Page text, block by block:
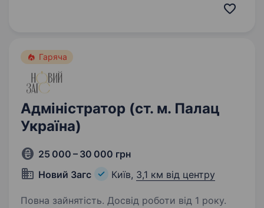
клубу в центрі Києва. Що ви будете робити:
Гаряча
Адміністратор (ст. м. Палац
Україна)
25 000 – 30 000 грн
Новий Загс
Київ, 3,1 км від центру
Повна зайнятість. Досвід роботи від 1 року.